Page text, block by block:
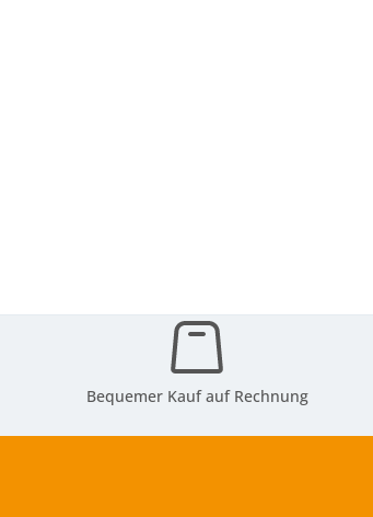
Bequemer Kauf auf Rechnung